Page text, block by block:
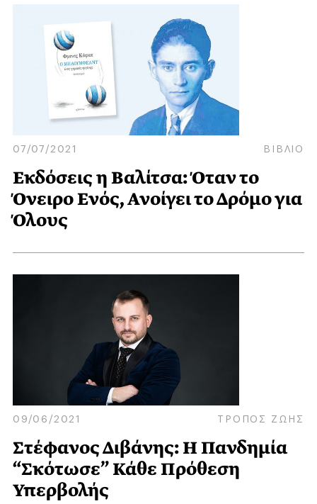
07/07/2021 ΒΙΒΛΙΟ
Εκδόσεις η Βαλίτσα: Όταν το
Όνειρο Ενός, Ανοίγει το Δρόμο για
Όλους
09/06/2021 ΤΡΟΠΟΣ ΖΩΗΣ
Στέφανος Διβάνης: Η Πανδημία
“Σκότωσε” Κάθε Πρόθεση
Υπερβολής